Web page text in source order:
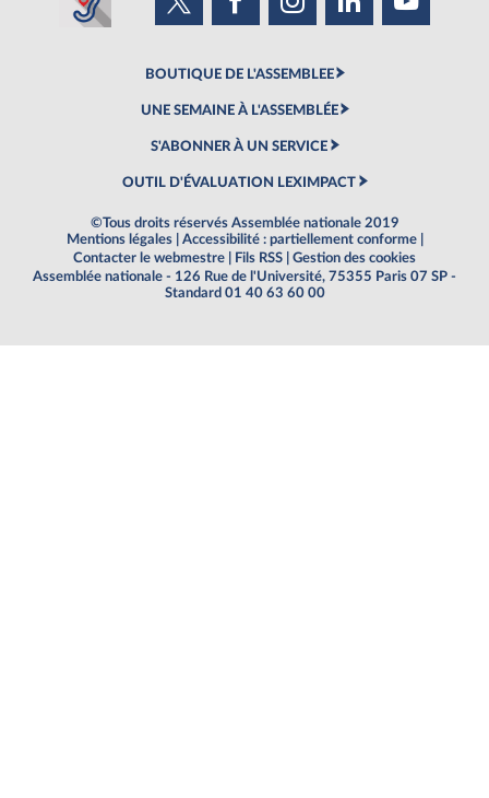
BOUTIQUE DE L'ASSEMBLEE
UNE SEMAINE À L'ASSEMBLÉE
S'ABONNER À UN SERVICE
OUTIL D'ÉVALUATION LEXIMPACT
©Tous droits réservés Assemblée nationale 2019
Mentions légales
Accessibilité : partiellement conforme
Contacter le webmestre
Fils RSS
Gestion des cookies
Assemblée nationale - 126 Rue de l'Université, 75355 Paris 07 SP -
Standard 01 40 63 60 00